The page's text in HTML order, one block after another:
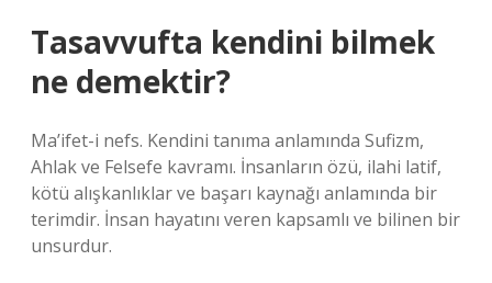
Tasavvufta kendini bilmek
ne demektir?
Ma’ifet-i nefs. Kendini tanıma anlamında Sufizm,
Ahlak ve Felsefe kavramı. İnsanların özü, ilahi latif,
kötü alışkanlıklar ve başarı kaynağı anlamında bir
terimdir. İnsan hayatını veren kapsamlı ve bilinen bir
unsurdur.